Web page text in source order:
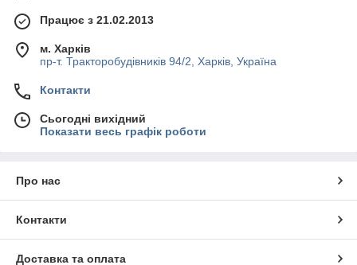
Працює з 21.02.2013
м. Харків
пр-т. Тракторобудівників 94/2, Харків, Україна
Контакти
Сьогодні вихідний
Показати весь графік роботи
Про нас
Контакти
Доставка та оплата